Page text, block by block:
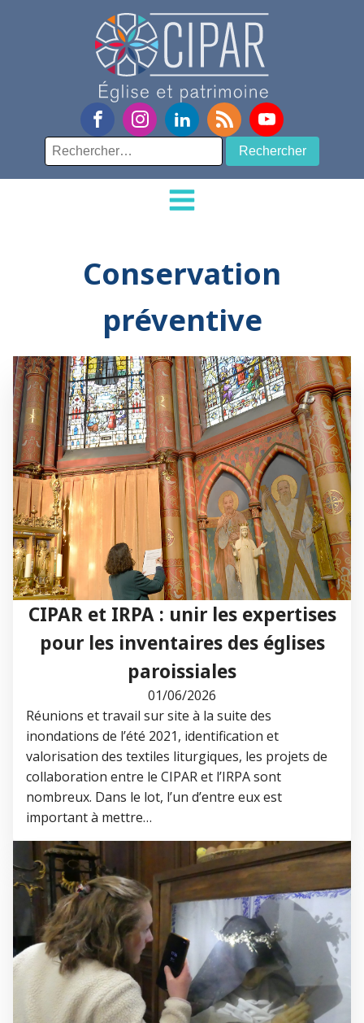
Rechercher :
Conservation
préventive
CIPAR et IRPA : unir les expertises
pour les inventaires des églises
paroissiales
01/06/2026
Réunions et travail sur site à la suite des
inondations de l’été 2021, identification et
valorisation des textiles liturgiques, les projets de
collaboration entre le CIPAR et l’IRPA sont
nombreux. Dans le lot, l’un d’entre eux est
important à mettre…